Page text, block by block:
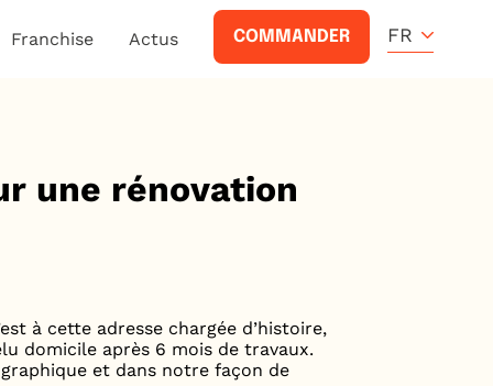
Franchise Actus COMMANDER FR
une rénovation
à cette adresse chargée d’histoire,
domicile après 6 mois de travaux.
et dans notre façon de